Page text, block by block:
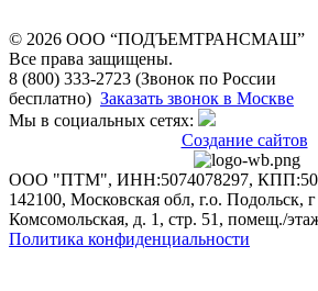
© 2026 OOO “ПОДЪЕМТРАНСМАШ”
Все права защищены.
8 (800) 333-2723 (Звонок по России
бесплатно) Заказать звонок в Москве
Мы в социальных сетях:
Создание сайтов
ООО "ПТМ", ИНН:5074078297,
142100, Московская обл, г.о. Подольск,
Комсомольская, д. 1, стр. 51, помещ./
Политика конфиденциальности